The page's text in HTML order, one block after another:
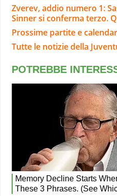
Zverev, addio numero 1:
Sinner si conferma terzo.
Prossime partite e
Tutte le notizie della